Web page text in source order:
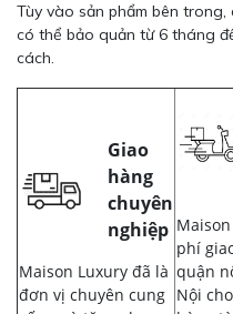
Tùy vào sản phẩm bên
có thể bảo quản từ 6 tháng
cách.
Giao
hàng
chuyên
nghiệp
Maison Luxury đã là
đơn vị chuyên cung
phí
quận
Nội